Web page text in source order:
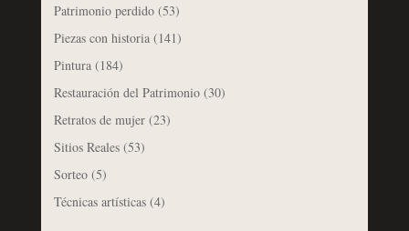
Patrimonio perdido(53)
Piezas con historia(141)
Pintura(184)
Restauración del Patrimonio(30)
Retratos de mujer(23)
Sitios Reales(53)
Sorteo(5)
Técnicas artísticas(4)